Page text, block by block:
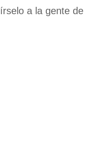
a la gente de